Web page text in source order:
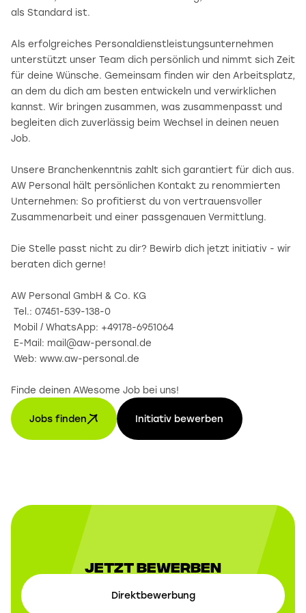
als Standard ist.
Als erfolgreiches Personaldienstleistungsunternehmen
unterstützt unser Team dich persönlich und nimmt sich Zeit
für deine Wünsche. Gemeinsam finden wir den Arbeitsplatz,
an dem du dich am besten entwickeln und verwirklichen
kannst. Wir bringen zusammen, was zusammenpasst und
begleiten dich zuverlässig beim Wechsel in deinen neuen
Job.
Unsere Branchenkenntnis zahlt sich garantiert für dich aus.
AW Personal hält persönlichen Kontakt zu renommierten
Unternehmen: So profitierst du von vertrauensvoller
Zusammenarbeit und einer passgenauen Vermittlung.
Die Stelle passt nicht zu dir? Bewirb dich jetzt initiativ - wir
beraten dich gerne!
AW Personal GmbH & Co. KG
Tel.: 07451-539-138-0
Mobil / WhatsApp: +49178-6951064
E-Mail: mail@aw-personal.de
Web: www.aw-personal.de
Finde deinen AWesome Job bei uns!
Jobs finden Initiativ bewerben
Jetzt Bewerben
Direktbewerbung